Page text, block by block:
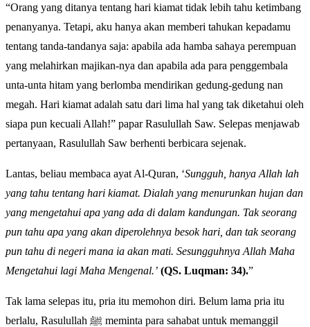
“Orang yang ditanya tentang hari kiamat tidak lebih tahu ketimbang
penanyanya. Tetapi, aku hanya akan memberi tahukan kepadamu
tentang tanda-tandanya saja: apabila ada hamba sahaya perempuan
yang melahirkan majikan-nya dan apabila ada para penggembala
unta-unta hitam yang berlomba mendirikan gedung-gedung nan
megah. Hari kiamat adalah satu dari lima hal yang tak diketahui oleh
siapa pun kecuali Allah!” papar Rasulullah Saw. Selepas menjawab
pertanyaan, Rasulullah Saw berhenti berbicara sejenak.
Lantas, beliau membaca ayat Al-Quran, ‘Sungguh, hanya Allah lah
yang tahu tentang hari kiamat. Dialah yang menurunkan hujan dan
yang mengetahui apa yang ada di dalam kandungan. Tak seorang
pun tahu apa yang akan diperolehnya besok hari, dan tak seorang
pun tahu di negeri mana ia akan mati. Sesungguhnya Allah Maha
Mengetahui lagi Maha Mengenal.’ (QS. Luqman: 34).”
Tak lama selepas itu, pria itu memohon diri. Belum lama pria itu
berlalu, Rasulullah ﷺ meminta para sahabat untuk memanggil